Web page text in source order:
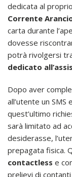
dedicata al
Corrente
carta durante
dovesse
potrà rivolgersi
dedicato
Dopo aver
all’utente un
quest’ultimo
sarà limitato ad
desiderasse,
prepagata fisica.
contactless e
prelievi di